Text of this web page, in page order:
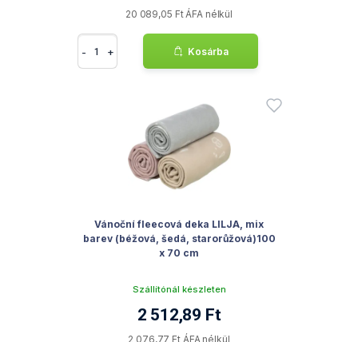
20 089,05 Ft ÁFA nélkül
- + Kosárba
Vánoční fleecová deka LILJA, mix
barev (béžová, šedá, starorůžová)100
x 70 cm
Szállítónál készleten
2 512,89 Ft
2 076,77 Ft ÁFA nélkül